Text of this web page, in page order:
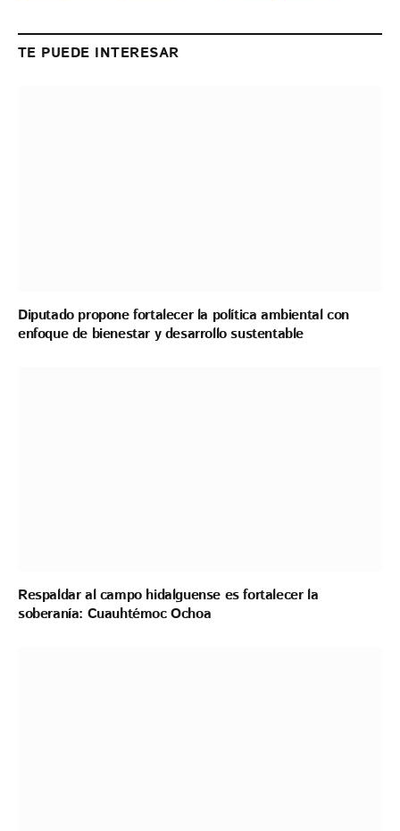
TE PUEDE INTERESAR
Diputado propone fortalecer la política ambiental con
enfoque de bienestar y desarrollo sustentable
Respaldar al campo hidalguense es fortalecer la
soberanía: Cuauhtémoc Ochoa